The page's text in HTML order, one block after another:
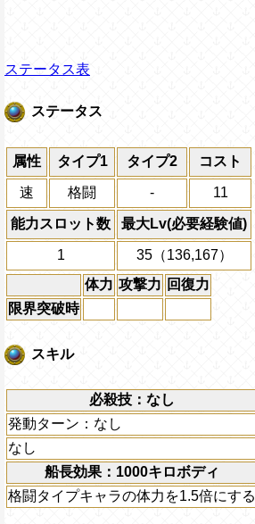
ステータス表
ステータス
属性 タイプ1 タイプ2 コスト
速 格闘 - 11
能力スロット数 最大Lv(必要経験値)
1
35（136,167）
体力 攻撃力 回復力
限界突破時
スキル
必殺技：なし
発動ターン：なし
なし
船長効果：1000キロボディ
格闘タイプキャラの体力を1.5倍にする